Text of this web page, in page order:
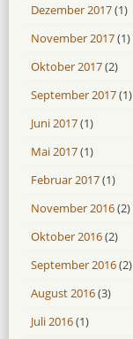
Dezember 2017(1)
November 2017(1)
Oktober 2017(2)
September 2017(1)
Juni 2017(1)
Mai 2017(1)
Februar 2017(1)
November 2016(2)
Oktober 2016(2)
September 2016(2)
August 2016(3)
Juli 2016(1)